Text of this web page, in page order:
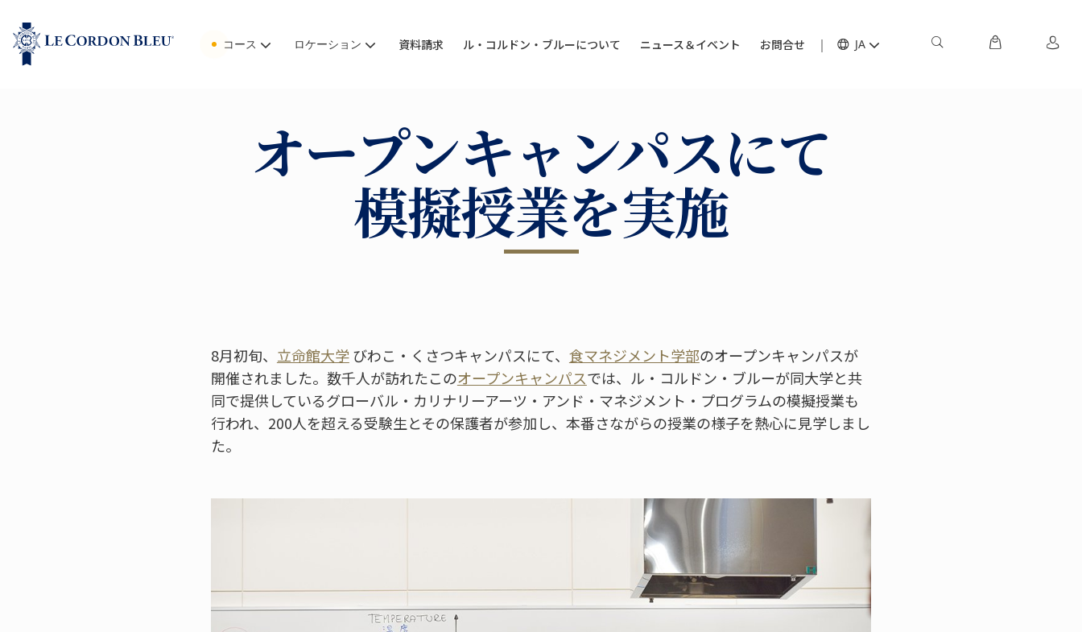
コース ロケーション 資料請求 ル・コルドン・ブルーについて ニュース＆イベント お問合せ JA
オープンキャンパスにて
模擬授業を実施
8月初旬、 立命館大学びわこ・くさつキャンパスにて、 食マネジメント学部のオープンキャンパスが
開催されました。数千人が訪れたこのオープンキャンパスでは、ル・コルドン・ブルーが同大学と共
同で提供しているグローバル・カリナリーアーツ・アンド・マネジメント・プログラムの模擬授業も
行われ、200人を超える受験生とその保護者が参加し、本番さながらの授業の様子を熱心に見学しまし
た。